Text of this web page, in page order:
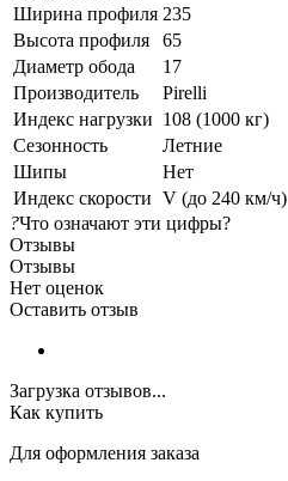
Ширина профиля 235
Высота профиля
65
Диаметр обода
17
Производитель
Pirelli
Индекс нагрузки 108 (1000 кг)
Сезонность
Летние
Шипы
Нет
Индекс скорости V (до 240 км/ч)
?Что означают эти цифры?
Отзывы
Отзывы
Нет оценок
Оставить отзыв
Загрузка отзывов...
Как купить
Для оформления заказа